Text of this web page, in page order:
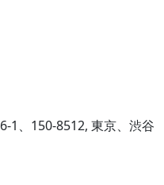
1、150-8512, 東京、渋谷